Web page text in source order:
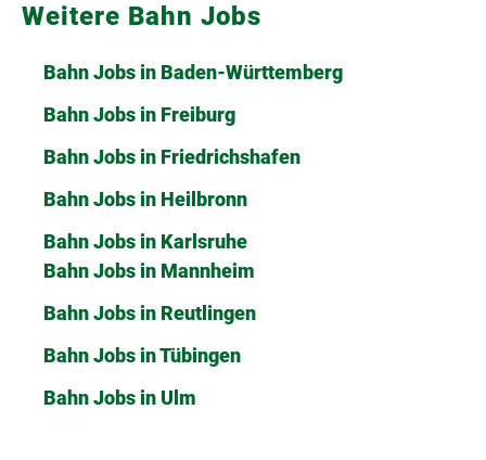
Weitere Bahn Jobs
Bahn Jobs in Baden-Württemberg
Bahn Jobs in Freiburg
Bahn Jobs in Friedrichshafen
Bahn Jobs in Heilbronn
Bahn Jobs in Karlsruhe
Bahn Jobs in Mannheim
Bahn Jobs in Reutlingen
Bahn Jobs in Tübingen
Bahn Jobs in Ulm